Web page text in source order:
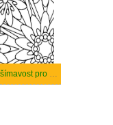
Nakreslete Všímavost pro děti